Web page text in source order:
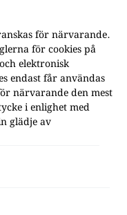
för närvarande.
för cookies på
elektronisk
endast får användas
närvarande den mest
i enlighet med
glädje av